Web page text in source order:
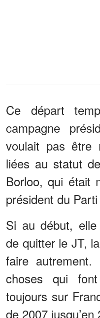
Ce départ
campagne
voulait pas être
liées au statut de
Borloo, qui était
président du
Si au début, elle
de quitter le JT,
faire autrement.
choses qui
toujours sur
de 2007 jusqu’en